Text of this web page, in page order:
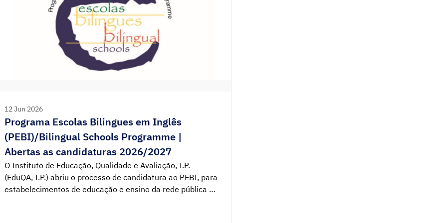
12 Jun 2026
Programa Escolas Bilingues em Inglês
(PEBI)/Bilingual Schools Programme |
Abertas as candidaturas 2026/2027
O Instituto de Educação, Qualidade e Avaliação, I.P.
(EduQA, I.P.) abriu o processo de candidatura ao PEBI, para
estabelecimentos de educação e ensino da rede pública e